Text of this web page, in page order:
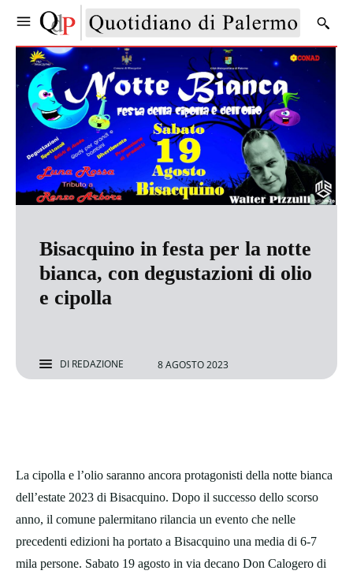
Bisacquino in festa per la notte
bianca, con degustazioni di olio
e cipolla
DI REDAZIONE 8 AGOSTO 2023
La cipolla e l’olio saranno ancora protagonisti della notte bianca
dell’estate 2023 di Bisacquino. Dopo il successo dello scorso
anno, il comune palermitano rilancia un evento che nelle
precedenti edizioni ha portato a Bisacquino una media di 6-7
mila persone. Sabato 19 agosto in via decano Don Calogero di